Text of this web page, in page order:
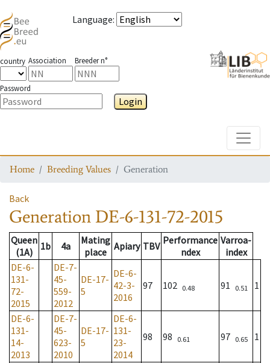
Language:
country Association Breeder n°
Password
Login
Home Breeding Values Generation
Back
Generation DE-6-131-72-2015
Queen
(1A)
1b 4a
Mating
place Apiary TBV Performance
ndex
Varroa-
index
DE-6-
131-
72-
2015
DE-7-
45-
559-
2012
DE-17-
5
DE-6-
42-3-
2016
97 102 0.48 91 0.51 1
DE-6-
131-
14-
2013
DE-7-
45-
623-
2010
DE-17-
5
DE-6-
131-
23-
2014
98 98 0.61 97 0.65 1